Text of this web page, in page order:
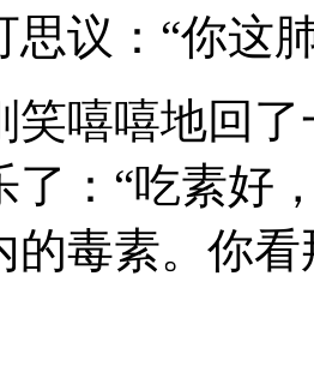
思议：“你这
嘻地回了
了：“吃素好
的毒素。你